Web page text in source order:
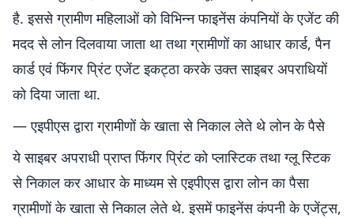
है. इससे ग्रामीण महिलाओं को विभिन्न फाइनेंस कंपनियों के एजेंट की
मदद से लोन दिलवाया जाता था तथा ग्रामीणों का आधार कार्ड, पैन
कार्ड एवं फिंगर प्रिंट एजेंट इकट्ठा करके उक्त साइबर अपराधियों
को दिया जाता था.
— एइपीएस द्वारा ग्रामीणों के खाता से निकाल लेते थे लोन के पैसे
ये साइबर अपराधी प्राप्त फिंगर प्रिंट को प्लास्टिक तथा ग्लू स्टिक
से निकाल कर आधार के माध्यम से एइपीएस द्वारा लोन का पैसा
ग्रामीणों के खाता से निकाल लेते थे. इसमें फाइनेंस कंपनी के एजेंट्स,